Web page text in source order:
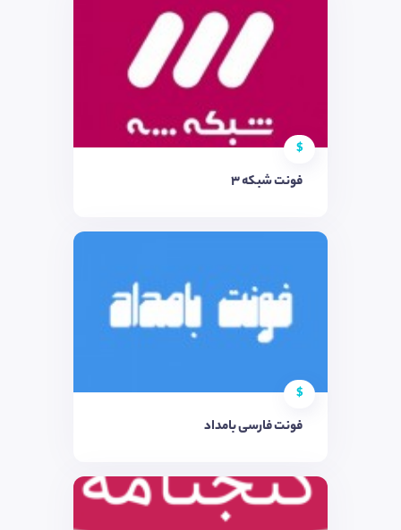
$
فونت شبکه 3
$
فونت فارسی بامداد